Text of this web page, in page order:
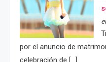
por el anuncio de
celebración de […]